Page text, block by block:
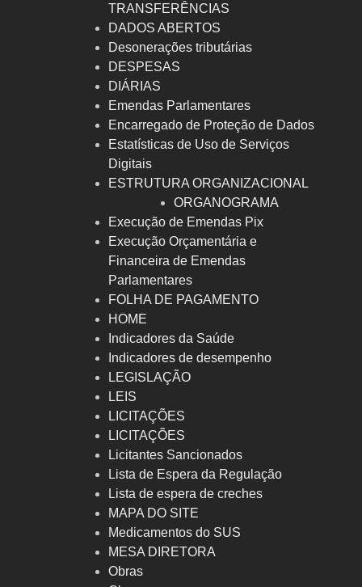
TRANSFERÊNCIAS
DADOS ABERTOS
Desonerações tributárias
DESPESAS
DIÁRIAS
Emendas Parlamentares
Encarregado de Proteção de Dados
Estatísticas de Uso de Serviços
Digitais
ESTRUTURA ORGANIZACIONAL
ORGANOGRAMA
Execução de Emendas Pix
Execução Orçamentária e
Financeira de Emendas
Parlamentares
FOLHA DE PAGAMENTO
HOME
Indicadores da Saúde
Indicadores de desempenho
LEGISLAÇÃO
LEIS
LICITAÇÕES
LICITAÇÕES
Licitantes Sancionados
Lista de Espera da Regulação
Lista de espera de creches
MAPA DO SITE
Medicamentos do SUS
MESA DIRETORA
Obras